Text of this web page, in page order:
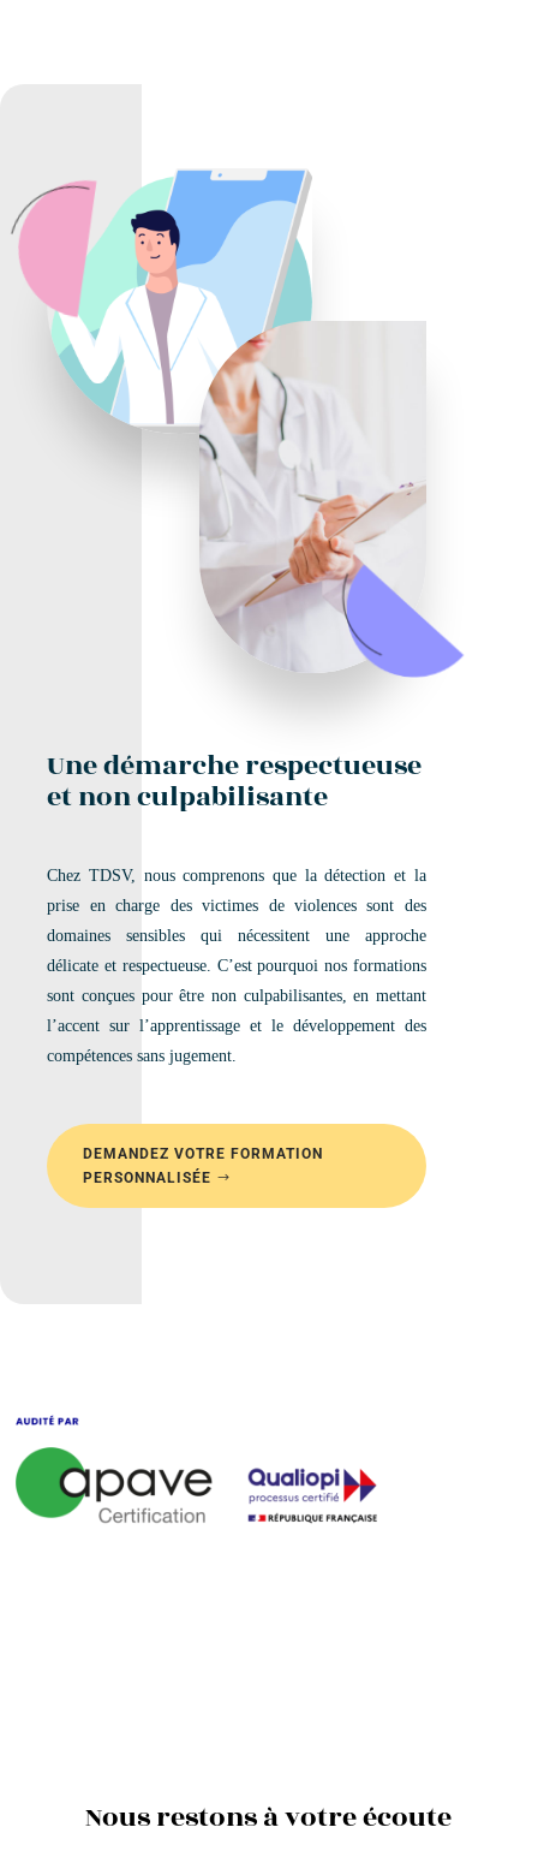
Une démarche respectueuse
et non culpabilisante
Chez TDSV, nous comprenons que la détection et la
prise en charge des victimes de violences sont des
domaines sensibles qui nécessitent une approche
délicate et respectueuse. C’est pourquoi nos formations
sont conçues pour être non culpabilisantes, en mettant
l’accent sur l’apprentissage et le développement des
compétences sans jugement.
DEMANDEZ VOTRE FORMATION
PERSONNALISÉE
Nous restons à votre écoute